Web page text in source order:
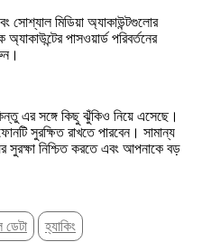
সোশ্যাল মিডিয়া অ্যাকাউন্টগুলোর
পাসওয়ার্ড পরিবর্তনের
এর সঙ্গে কিছু ঝুঁকিও নিয়ে এসেছে।
সুরক্ষিত রাখতে পারবেন। সামান্য
নিশ্চিত করতে এবং আপনাকে বড়
ডেটা হ্যাকিং